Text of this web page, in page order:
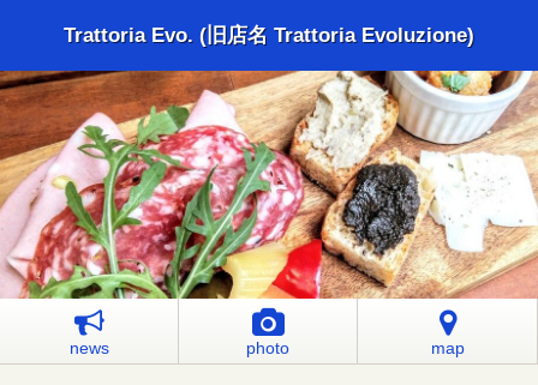
Trattoria Evo. (旧店名 Trattoria Evoluzione)
news photo map